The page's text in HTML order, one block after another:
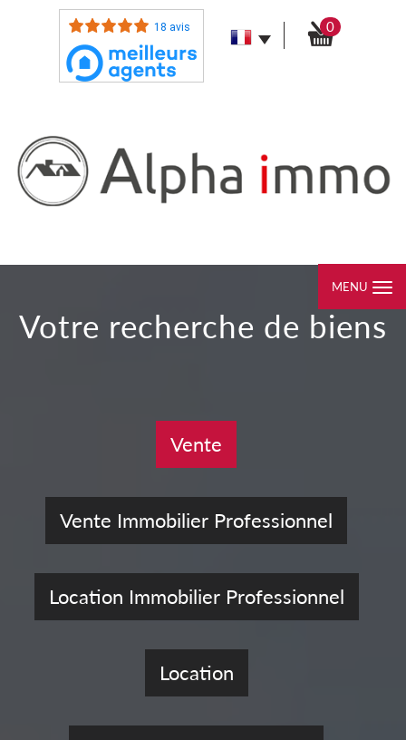
18 avis 0
MENU
votre recherche de biens
Vente
Vente Immobilier Professionnel
Location Immobilier Professionnel
Location